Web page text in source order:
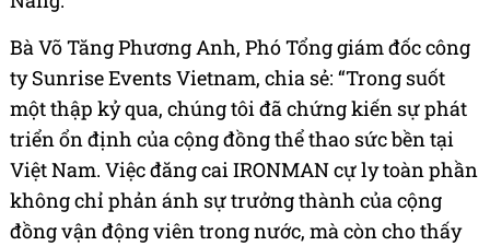
Bà Võ Tăng Phương Anh, Phó Tổng giám đốc công
ty Sunrise Events Vietnam, chia sẻ: “Trong suốt
một thập kỷ qua, chúng tôi đã chứng kiến sự phát
triển ổn định của cộng đồng thể thao sức bền tại
Việt Nam. Việc đăng cai IRONMAN cự ly toàn phần
không chỉ phản ánh sự trưởng thành của cộng
đồng vận động viên trong nước, mà còn cho thấy